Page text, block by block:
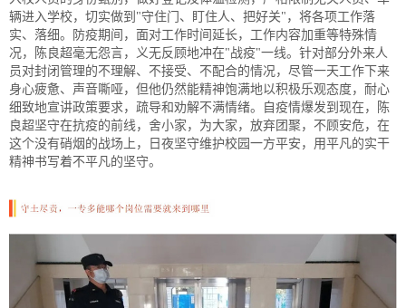
辆进入学校，切实做到"守住门、盯住人、把好关"，将各项工作落
实、落细。防疫期间，面对工作时间延长，工作内容加重等特殊情
况，陈良超毫无怨言，义无反顾地冲在"战疫"一线。针对部分外来人
员对封闭管理的不理解、不接受、不配合的情况，尽管一天工作下来
身心疲惫、声音嘶哑，但他仍然能精神饱满地以积极乐观态度，耐心
细致地宣讲政策要求，疏导和劝解不满情绪。自疫情爆发到现在，陈
良超坚守在抗疫的前线，舍小家，为大家，放弃团聚，不顾安危，在
这个没有硝烟的战场上，日夜坚守维护校园一方平安，用平凡的实干
精神书写着不平凡的坚守。